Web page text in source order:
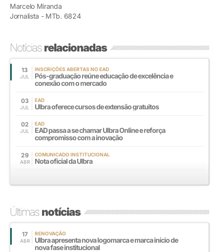
Marcelo Miranda
Jornalista - MTb. 6824
Notíciasrelacionadas
13
JUL
INSCRIÇÕES ABERTAS NO EAD
Pós-graduação reúne educação de excelência e
conexão com o mercado
03
JUL
EAD
Ulbra oferece cursos de extensão gratuitos
02
JUL
EAD
EAD passa a se chamar Ulbra Online e reforça
compromisso com a inovação
29
ABR
COMUNICADO INSTITUCIONAL
Nota oficial da Ulbra
Últimasnotícias
17
ABR
RENOVAÇÃO
Ulbra apresenta nova logomarca e marca início de
nova fase institucional